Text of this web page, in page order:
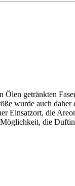
getränkten
auch daher
Einsatzort, die
die